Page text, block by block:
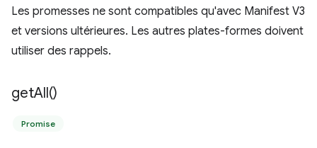
Les promesses ne sont compatibles qu'avec Manifest V3
et versions ultérieures. Les autres plates-formes doivent
utiliser des rappels.
getAll()
Promise